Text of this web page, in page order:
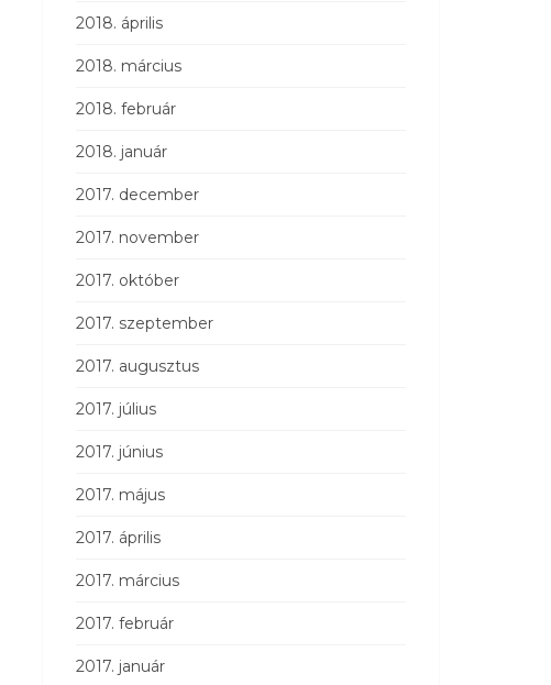
2018. április
2018. március
2018. február
2018. január
2017. december
2017. november
2017. október
2017. szeptember
2017. augusztus
2017. július
2017. június
2017. május
2017. április
2017. március
2017. február
2017. január